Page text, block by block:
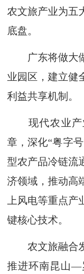
农文旅产业为五
底盘。
广东将做大做
业园区，建立健
利益共享机制。
现代农业产
章，深化“粤字
型农产品冷链流
济领域，推动高
上风电等重点
键核心技术。
农文旅融合发
推进环南昆山—